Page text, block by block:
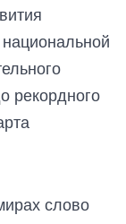
рекордного
слово